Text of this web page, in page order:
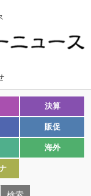
決算
販促
海外